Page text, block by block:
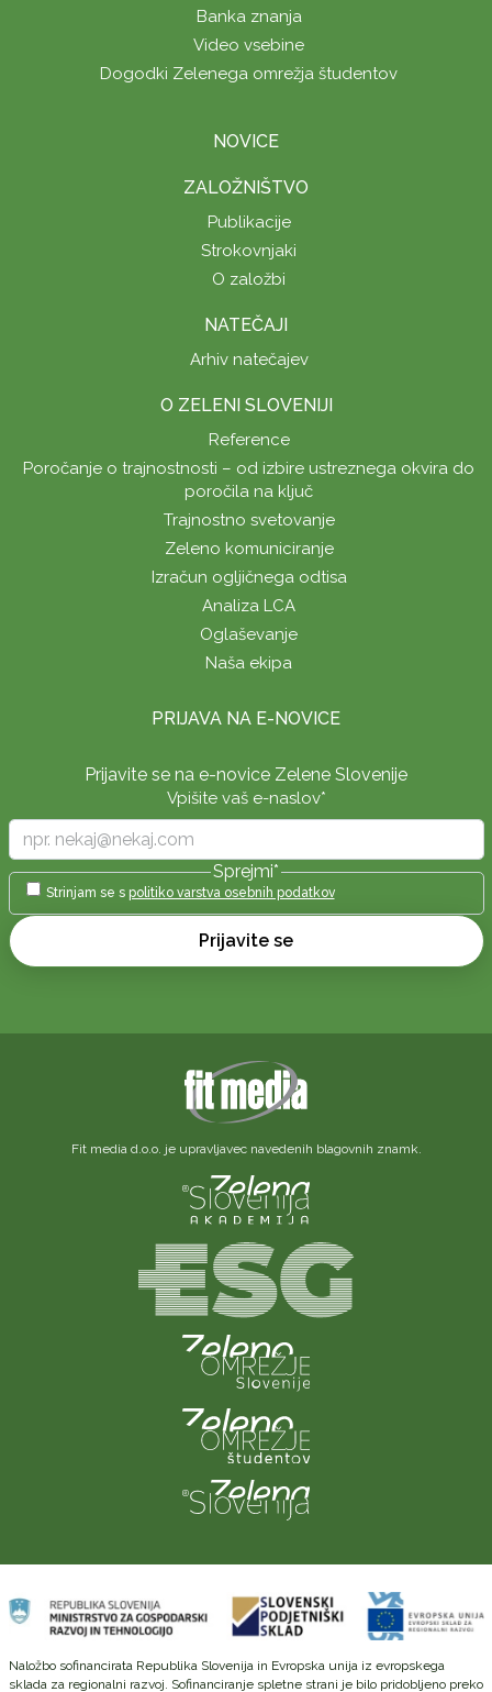
Banka znanja
Video vsebine
Dogodki Zelenega omrežja študentov
NOVICE
ZALOŽNIŠTVO
Publikacije
Strokovnjaki
O založbi
NATEČAJI
Arhiv natečajev
O ZELENI SLOVENIJI
Reference
Poročanje o trajnostnosti – od izbire ustreznega okvira do
poročila na ključ
Trajnostno svetovanje
Zeleno komuniciranje
Izračun ogljičnega odtisa
Analiza LCA
Oglaševanje
Naša ekipa
PRIJAVA NA E-NOVICE
Prijavite se na e-novice Zelene Slovenije
Vpišite vaš e-naslov*
Sprejmi*
Strinjam se s politiko varstva osebnih podatkov
Prijavite se
Fit media d.o.o. je upravljavec navedenih blagovnih znamk.
Naložbo sofinancirata Republika Slovenija in Evropska unija iz evropskega
sklada za regionalni razvoj. Sofinanciranje spletne strani je bilo pridobljeno preko